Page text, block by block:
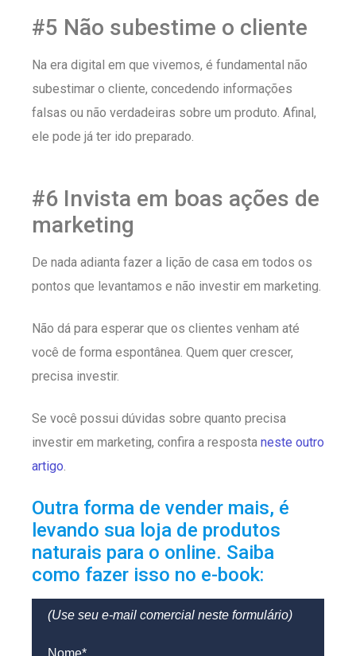
#5 Não subestime o cliente
Na era digital em que vivemos, é fundamental não
subestimar o cliente, concedendo informações
falsas ou não verdadeiras sobre um produto. Afinal,
ele pode já ter ido preparado.
#6 Invista em boas ações de
marketing
De nada adianta fazer a lição de casa em todos os
pontos que levantamos e não investir em marketing.
Não dá para esperar que os clientes venham até
você de forma espontânea. Quem quer crescer,
precisa investir.
Se você possui dúvidas sobre quanto precisa
investir em marketing, confira a resposta neste outro
artigo.
Outra forma de vender mais, é
levando sua loja de produtos
naturais para o online. Saiba
como fazer isso no e-book:
( Use seu e-mail comercial neste formulário)